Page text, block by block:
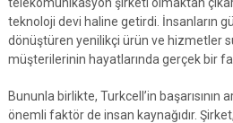
teknoloji devi haline getirdi. İnsanların
dönüştüren yenilikçi ürün ve hizmetler
müşterilerinin hayatlarında gerçek bir
Bununla birlikte, Turkcell’in başarısının
önemli faktör de insan kaynağıdır.